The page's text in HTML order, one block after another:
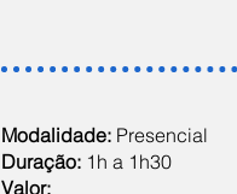
Modalidade: Presencial
Duração: 1h a 1h30
Valor: